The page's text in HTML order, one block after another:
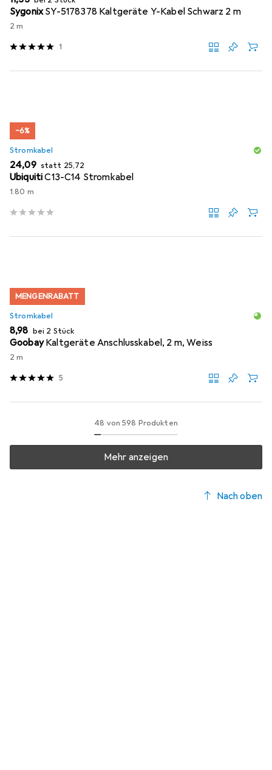
SygonixSY-5178378 Kaltgeräte Y-Kabel Schwarz 2 m
2 m
1
−6%
Stromkabel
EUR
24,09 statt EUR
25,72
UbiquitiC13-C14 Stromkabel
1.80 m
MENGENRABATT
Stromkabel
EUR
8,98 bei 2 Stück
Goobay Kaltgeräte Anschlusskabel, 2 m, Weiss
2 m
5
48 von 598 Produkten
Mehr anzeigen
Nach oben